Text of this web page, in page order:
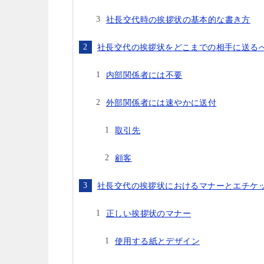
社長交代時の挨拶状の基本的な書き方
社長交代の挨拶状をどこまでの相手に送る
内部関係者には不要
外部関係者には速やかに送付
取引先
顧客
社長交代の挨拶状におけるマナーとエチケ
正しい挨拶状のマナー
使用する紙とデザイン